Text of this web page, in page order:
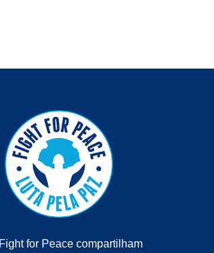
for Peace compartilham